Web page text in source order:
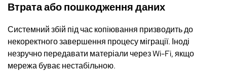
Втрата або пошкодження даних
Системний збій під час копіювання призводить до
некоректного завершення процесу міграції. Іноді
незручно передавати матеріали через Wi-Fi, якщо
мережа буває нестабільною.